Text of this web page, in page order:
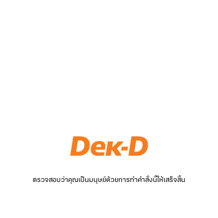
ตรวจสอบว่าคุณเป็นมนุษย์ด้วยการทำคำสั่งนี้ให้เสร็จสิ้น